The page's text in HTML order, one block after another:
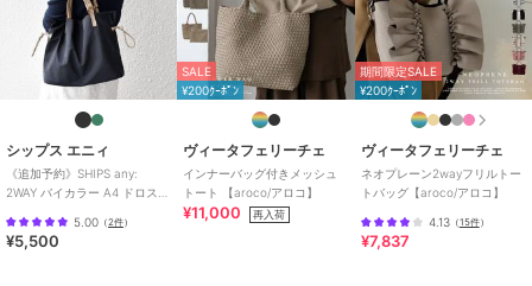
イフスタイル/キャンプ・レジャ
ー/ パーティー・結婚式・二次会
/ビジネス/カジュアル /ポケ
ット5箇所以上/軽量 700ｇ以下
2WAY以上/
原産国 中国
シップス エニィ
《追加予約》SHIPS any:
2WAY バイカラー A4 ドロスト
5.00 （2件）
¥5,500
SALE
¥200ｸｰﾎﾟﾝ
ヴィータフェリーチェ
インナーバッグ付きメッシュ
トート 【aroco/アロコ】
¥11,000 再入荷
期間限定SALE
¥200ｸｰﾎﾟﾝ
ヴィータフェリーチェ
ネオプレーン2wayフリルトー
トバッグ【aroco/アロコ】
4.13（15件）
¥7,837